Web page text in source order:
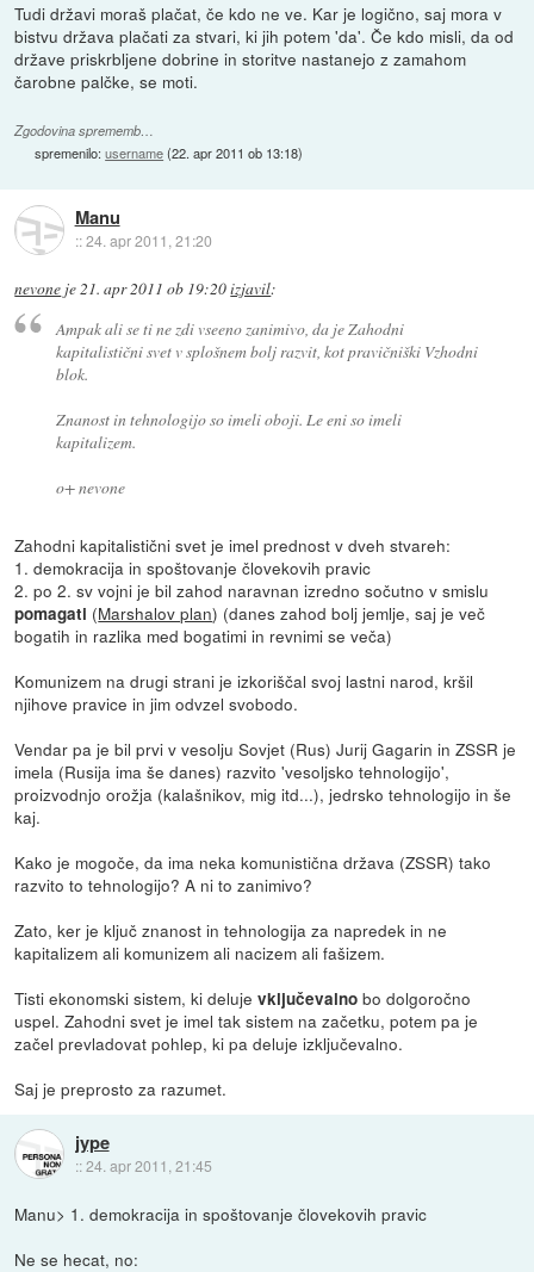
Tudi državi moraš plačat, če kdo ne ve. Kar je logično, saj mora v
bistvu država plačati za stvari, ki jih potem 'da'. Če kdo misli, da od
države priskrbljene dobrine in storitve nastanejo z zamahom
čarobne palčke, se moti.
Zgodovina sprememb…
spremenilo:username(22. apr 2011 ob 13:18)
Manu
::24. apr 2011, 21:20
nevone je21. apr 2011 ob 19:20izjavil:
Ampak ali se ti ne zdi vseeno zanimivo, da je Zahodni
kapitalistični svet v splošnem bolj razvit, kot pravičniški Vzhodni
blok.
Znanost in tehnologijo so imeli oboji. Le eni so imeli
kapitalizem.
o+ nevone
Zahodni kapitalistični svet je imel prednost v dveh stvareh:
1. demokracija in spoštovanje človekovih pravic
2. po 2. sv vojni je bil zahod naravnan izredno sočutno v smislu
pomagati (Marshalov plan) (danes zahod bolj jemlje, saj je več
bogatih in razlika med bogatimi in revnimi se veča)
Komunizem na drugi strani je izkoriščal svoj lastni narod, kršil
njihove pravice in jim odvzel svobodo.
Vendar pa je bil prvi v vesolju Sovjet (Rus) Jurij Gagarin in ZSSR je
imela (Rusija ima še danes) razvito 'vesoljsko tehnologijo',
proizvodnjo orožja (kalašnikov, mig itd...), jedrsko tehnologijo in še
kaj.
Kako je mogoče, da ima neka komunistična država (ZSSR) tako
razvito to tehnologijo? A ni to zanimivo?
Zato, ker je ključ znanost in tehnologija za napredek in ne
kapitalizem ali komunizem ali nacizem ali fašizem.
Tisti ekonomski sistem, ki delujevključevalno bo dolgoročno
uspel. Zahodni svet je imel tak sistem na začetku, potem pa je
začel prevladovat pohlep, ki pa deluje izključevalno.
Saj je preprosto za razumet.
jype
::24. apr 2011, 21:45
Manu> 1. demokracija in spoštovanje človekovih pravic
Ne se hecat, no: